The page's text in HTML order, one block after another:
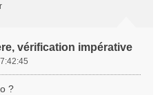
vérification impérative
?